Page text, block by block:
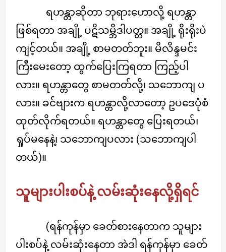
ရဟန္တာဆိုတာ ဘုရားဟောလို့ ရဟန္တာ
ဖြစ်ရတာ အချို့ ပဋိသမ္ဘိဒါပတ္တ။ အချို့ ရိုးရိုးပဲ
ကျင့်တယ်။ အချို့ စာမတတ်ဘူး။ မိလိန္ဒမင်း
ကြီးမေးတော့ ထွက်ပြေးကြရတာ ကြည့်ပါ
လား။ ရဟန္တာတွေ စာမတတ်လို့၊ သဘောကျ ပ
လား။ ခင်ဗျားက ရဟန္တာလို့လာတော့ ဥပဒေပုံစံ
ထုတ်လိုက်ရတယ်။ ရဟန္တာတွေ ပြေးရတယ်၊
ရှုပ်မနေနဲ့၊ သဘောကျပလား (သဘောကျပါ
တယ်)။
သူများပါးစပ်နဲ့ လမ်းဆုံးနေလို့ရှိရင်
(ရန်ကုန်မှာ ခေတ်စားနေတာက သူများ
ပါးစပ်နဲ့ လမ်းဆုံးနေတာ အဲဒါ ရန်ကုန်မှာ ခေတ်